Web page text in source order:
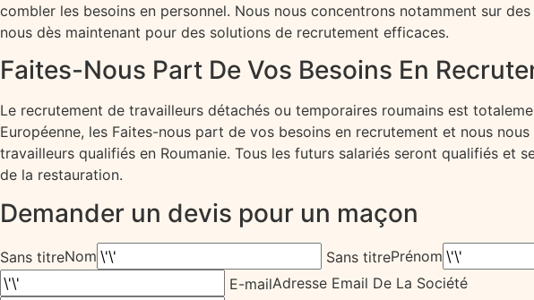
combler les besoins en personnel. Nous nous concentrons notamment sur
nous dès maintenant pour des solutions de recrutement efficaces.
Faites-Nous Part De Vos Besoins En
Le recrutement de travailleurs détachés ou temporaires roumains est
Européenne, les Faites-nous part de vos besoins en recrutement et nous
travailleurs qualifiés en Roumanie. Tous les futurs salariés seront qualifiés et
de la restauration.
Demander un devis pour un maçon
Sans titreNom Sans titrePrénom
E-mailAdresse Email De La Société